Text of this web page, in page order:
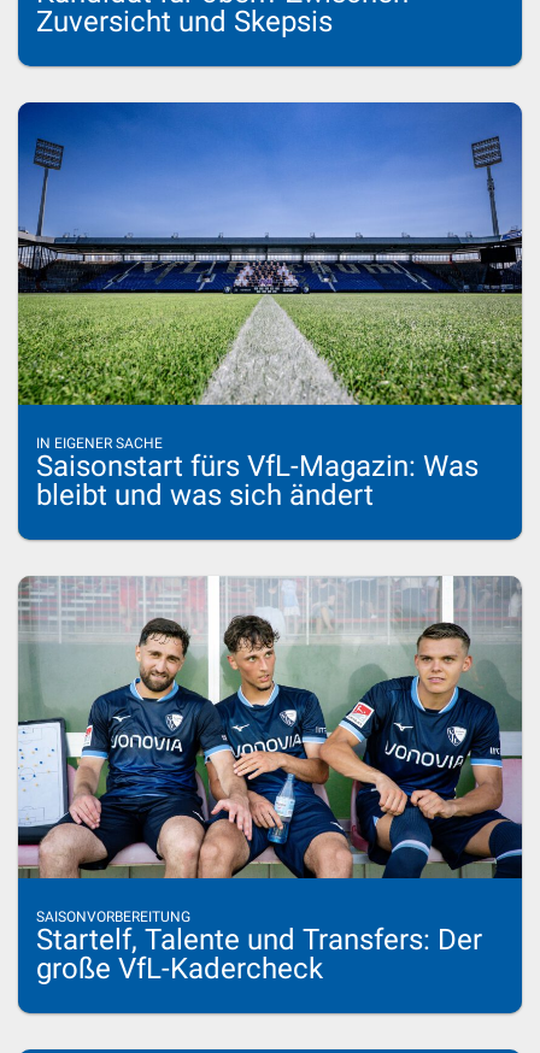
Zuversicht und Skepsis
IN EIGENER SACHE
Saisonstart fürs VfL-Magazin: Was
bleibt und was sich ändert
SAISONVORBEREITUNG
Startelf, Talente und Transfers: Der
große VfL-Kadercheck